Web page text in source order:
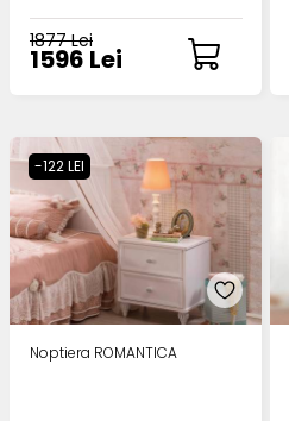
1877 Lei
1596 Lei
-122 LEI
Noptiera ROMANTICA